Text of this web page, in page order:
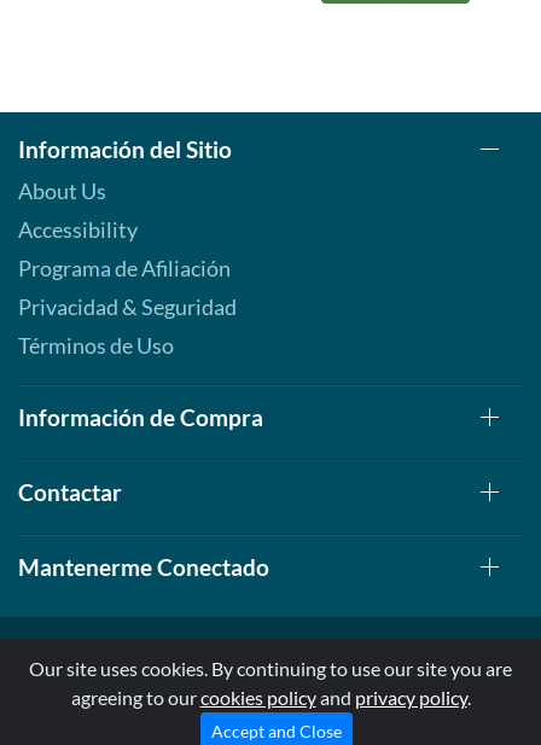
Información del Sitio
About Us
Accessibility
Programa de Afiliación
Privacidad & Seguridad
Términos de Uso
Información de Compra
Contactar
Mantenerme Conectado
© 1999-2026, AllStarHealth.com | All Rights Reserved
* Estas declaraciones no han sido evaluadas por la FDA
Our site uses cookies. By continuing to use our site you are
agreeing to ourcookies policyand privacy policy.
Accept and Close